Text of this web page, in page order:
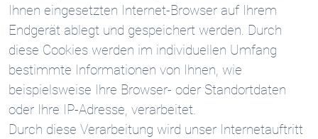
Ihnen eingesetzten Internet-Browser auf Ihrem
Endgerät ablegt und gespeichert werden. Durch
diese Cookies werden im individuellen Umfang
bestimmte Informationen von Ihnen, wie
beispielsweise Ihre Browser- oder Standortdaten
oder Ihre IP-Adresse, verarbeitet.
Durch diese Verarbeitung wird unser Internetauftritt